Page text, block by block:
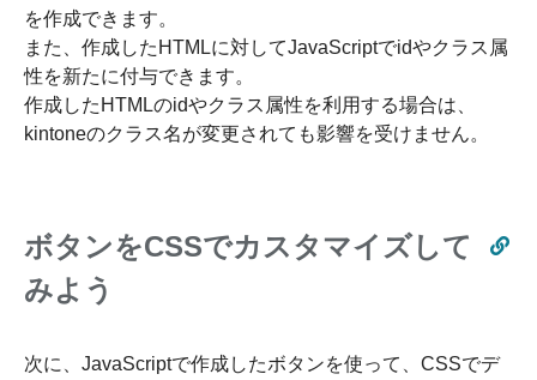
を作成できます。
また、作成したHTMLに対してJavaScriptでidやクラス属
性を新たに付与できます。
作成したHTMLのidやクラス属性を利用する場合は、
kintoneのクラス名が変更されても影響を受けません。
ボタンをCSSでカスタマイズして
みよう
次に、JavaScriptで作成したボタンを使って、CSSでデ